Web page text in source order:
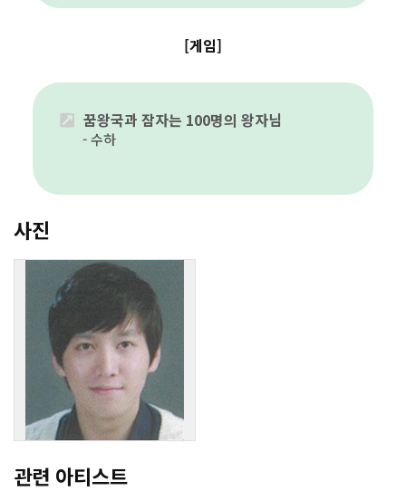
[게임]
꿈왕국과 잠자는 100명의 왕자님
수하
사진
관련 아티스트